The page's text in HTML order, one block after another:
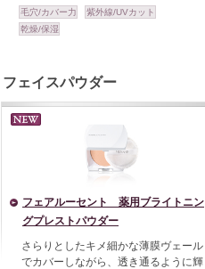
毛穴/カバー力
紫外線/UVカット
乾燥/保湿
フェイスパウダー
フェアルーセント 薬用ブライトニン
グプレストパウダー
さらりとしたキメ細かな薄膜ヴェール
でカバーしながら、透き通るように輝